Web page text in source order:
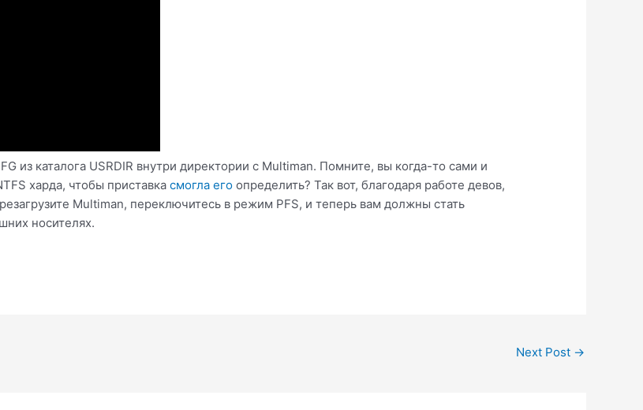
из каталога USRDIR внутри директории с Multiman. Помните, вы когда-то сами и
харда, чтобы приставкасмогла его определить? Так вот, благодаря работе девов,
Multiman, переключитесь в режим PFS, и теперь вам должны стать
носителях.
Next Post →